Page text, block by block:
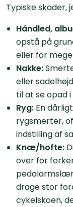
Typiske skader,
Håndled,
opstå på
eller for
Nakke:
eller
til at se opad
Ryg: En
rygsmerter,
indstilling af
Knæ/hofte:
over for
drage stor
cykelskoen,